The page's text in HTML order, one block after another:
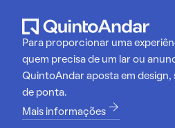
Para proporcionar uma
quem precisa de um lar ou
QuintoAndar aposta em
de ponta.
Mais informações